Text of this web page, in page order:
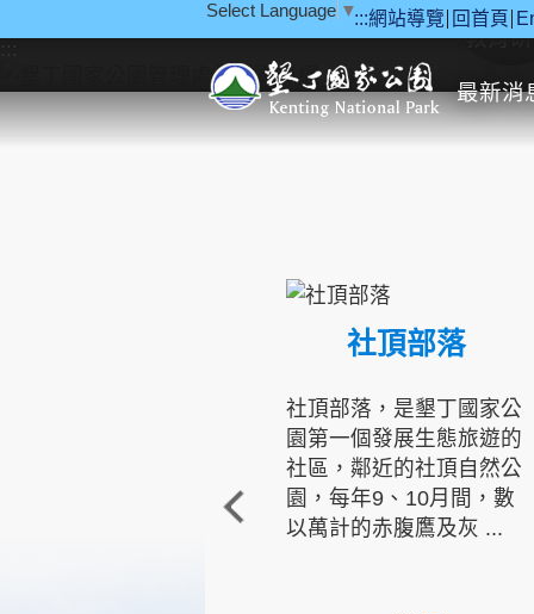
:::網站導覽 回首頁
Select Language ▼
最新消
::: 教育
社頂部落
社頂部落，是墾丁國家公
園第一個發展生態旅遊的
社區，鄰近的社頂自然公
園，每年9、10月間，數
以萬計的赤腹鷹及灰 ...